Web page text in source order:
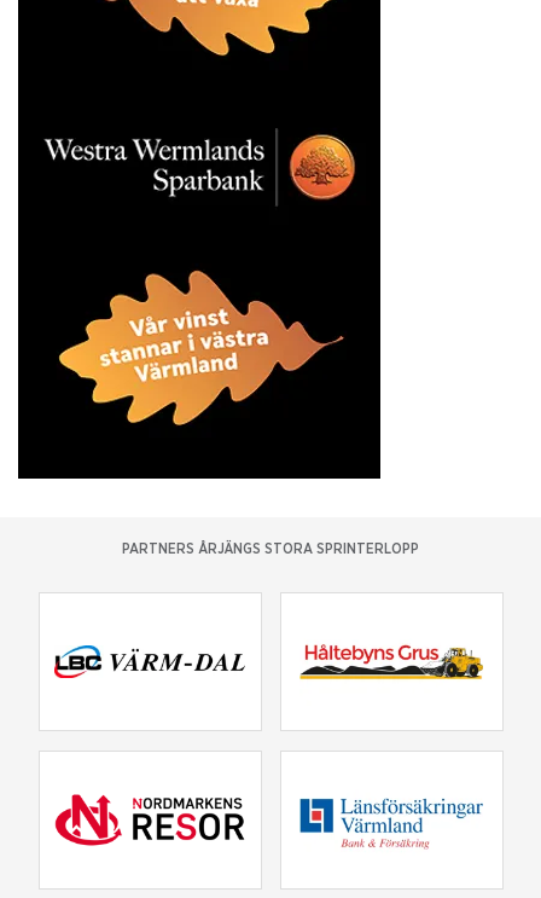
PARTNERS ÅRJÄNGS STORA SPRINTERLOPP